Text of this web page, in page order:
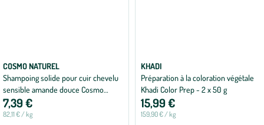
COSMO NATUREL
Shampoing solide pour cuir chevelu
sensible amande douce Cosmo
Naturel - 85 g
7,39 €
82,11 € / kg
KHADI
Préparation à la coloration végétale
Khadi Color Prep - 2 x 50 g
15,99 €
159,90 € / kg